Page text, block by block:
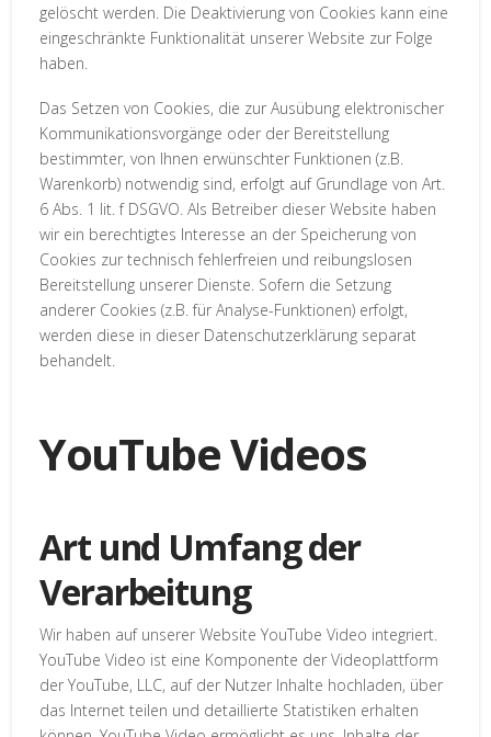
gelöscht werden. Die Deaktivierung von Cookies kann eine
eingeschränkte Funktionalität unserer Website zur Folge
haben.
Das Setzen von Cookies, die zur Ausübung elektronischer
Kommunikationsvorgänge oder der Bereitstellung
bestimmter, von Ihnen erwünschter Funktionen (z.B.
Warenkorb) notwendig sind, erfolgt auf Grundlage von Art.
6 Abs. 1 lit. f DSGVO. Als Betreiber dieser Website haben
wir ein berechtigtes Interesse an der Speicherung von
Cookies zur technisch fehlerfreien und reibungslosen
Bereitstellung unserer Dienste. Sofern die Setzung
anderer Cookies (z.B. für Analyse-Funktionen) erfolgt,
werden diese in dieser Datenschutzerklärung separat
behandelt.
YouTube Videos
Art und Umfang der
Verarbeitung
Wir haben auf unserer Website YouTube Video integriert.
YouTube Video ist eine Komponente der Videoplattform
der YouTube, LLC, auf der Nutzer Inhalte hochladen, über
das Internet teilen und detaillierte Statistiken erhalten